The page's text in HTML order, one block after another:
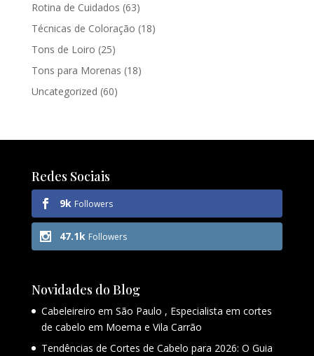
Rotina de Cuidados (63)
Técnicas de Coloração (18)
Tons de Loiro (25)
Tons para Morenas (18)
Uncategorized (60)
Redes Sociais
9k Followers
47.1k Followers
Novidades do Blog
Cabeleireiro em São Paulo , Especialista em cortes
de cabelo em Moema e Vila Carrão
Tendências de Cortes de Cabelo para 2026: O Guia